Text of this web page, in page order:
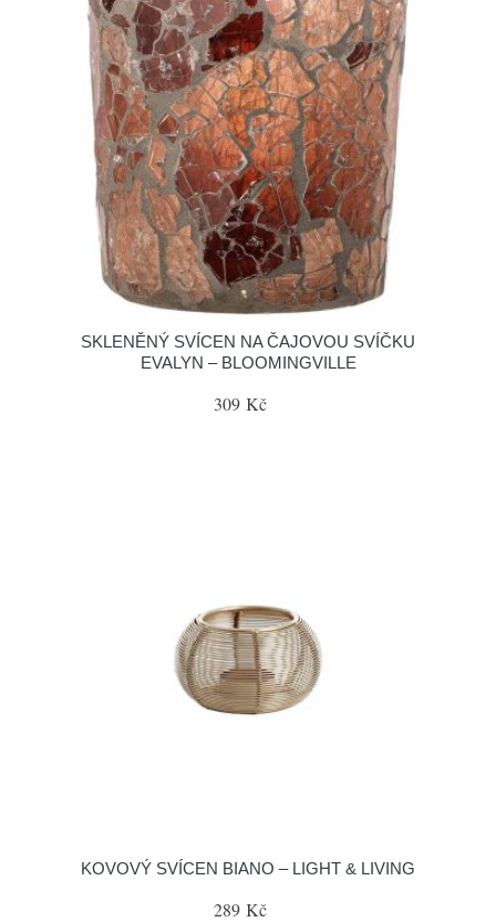
SKLENĚNÝ SVÍCEN NA ČAJOVOU SVÍČKU
EVALYN – BLOOMINGVILLE
309 Kč
KOVOVÝ SVÍCEN BIANO – LIGHT & LIVING
289 Kč